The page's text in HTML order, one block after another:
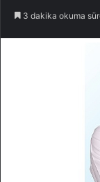
3 dakika okuma